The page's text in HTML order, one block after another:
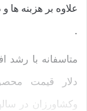
علاوه بر هزبنه
.
متاسفانه با رشد
دلار قیمت
وکشاورزان در